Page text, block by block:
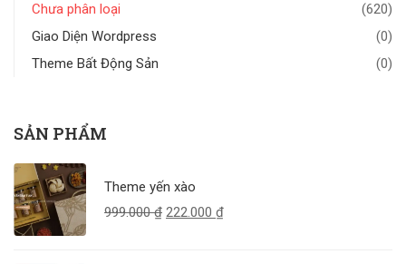
Chưa phân loại
(620)
Giao Diện Wordpress
(0)
Theme Bất Động Sản
(0)
SẢN PHẨM
Theme yến xào
999.000₫ 222.000 ₫